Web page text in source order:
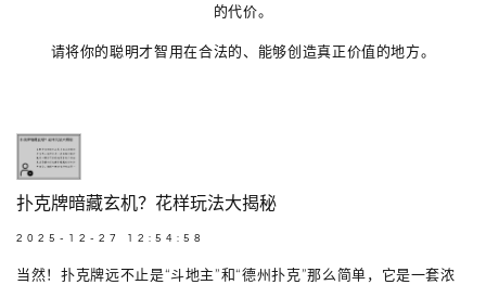
的代价。
请将你的聪明才智用在合法的、能够创造真正价值的地方。
扑克牌暗藏玄机？花样玩法大揭秘
2025-12-27 12:54:58
当然！扑克牌远不止是“斗地主”和“德州扑克”那么简单，它是一套浓